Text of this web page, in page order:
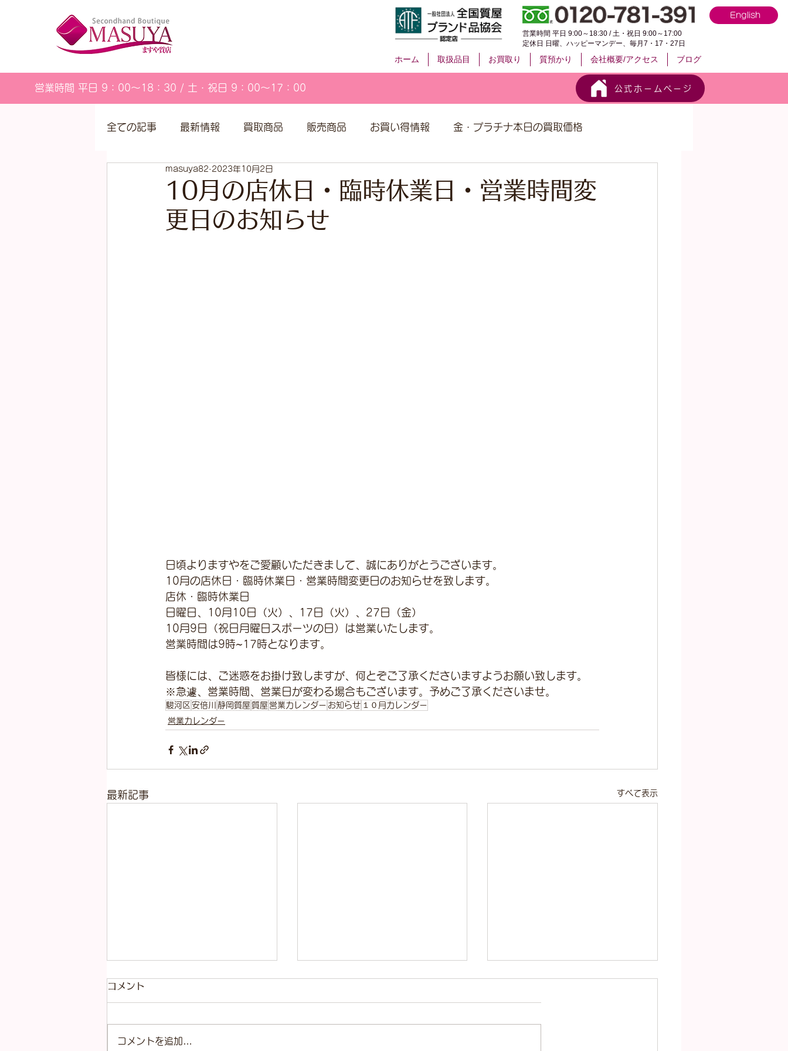
English
営業時間 平日 9:00～18:30 / 土・祝日 9:00～17:00
定休日 日曜、ハッピーマンデー、毎月7・17・27日
ホーム 取扱品目 お買取り 質預かり 会社概要/アクセス ブログ
営業時間 平日 9：00～18：30 / 土・祝日 9：00～17：00 公式ホームページ
全ての記事 最新情報 買取商品 販売商品 お買い得情報 金・プラチナ本日の買取価格
営業カレンダー
10月の店休日・臨時休業日・営業時間変
更日のお知らせ
masuya82 2023年10月2日
日頃よりますやをご愛顧いただきまして、誠にありがとうございます。
10月の店休日・臨時休業日・営業時間変更日のお知らせを致します。
店休・臨時休業日
日曜日、10月10日（火）、17日（火）、27日（金）
10月9日（祝日月曜日スポーツの日）は営業いたします。
営業時間は9時~17時となります。
皆様には、ご迷惑をお掛け致しますが、何とぞご了承くださいますようお願い致します。
※急遽、営業時間、営業日が変わる場合もございます。予めご了承くださいませ。
駿河区 安倍川 静岡質屋 質屋 営業カレンダー お知らせ １０月カレンダー
営業カレンダー
最新記事 すべて表示
コメント
コメントを追加…